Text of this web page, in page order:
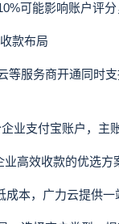
可能影响账户评分
款布局
服务商开通同时支
支付宝账户，主账
高效收款的优选方
本，广力云提供一